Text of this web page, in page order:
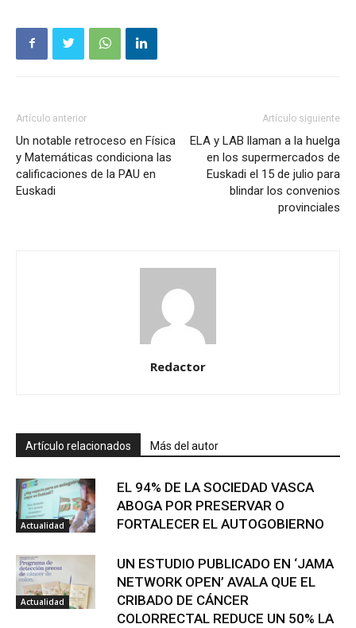
Artículo anterior
Un notable retroceso en Física
y Matemáticas condiciona las
calificaciones de la PAU en
Euskadi
Artículo siguiente
ELA y LAB llaman a la huelga
en los supermercados de
Euskadi el 15 de julio para
blindar los convenios
provinciales
Redactor
Artículo relacionados Más del autor
Actualidad
EL 94% DE LA SOCIEDAD VASCA
ABOGA POR PRESERVAR O
FORTALECER EL AUTOGOBIERNO
Actualidad
UN ESTUDIO PUBLICADO EN ‘JAMA
NETWORK OPEN’ AVALA QUE EL
CRIBADO DE CÁNCER
COLORRECTAL REDUCE UN 50% LA